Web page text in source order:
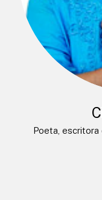
Poeta,